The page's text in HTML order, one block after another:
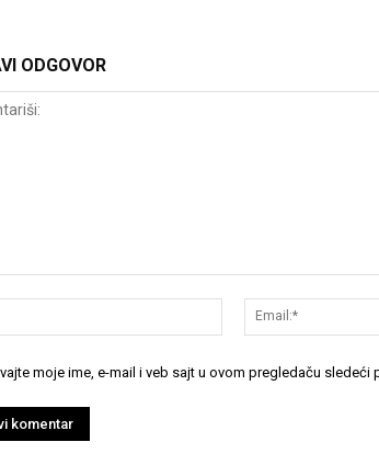
ODGOVOR
Ime:*
moje ime, e-mail i veb sajt u ovom pregledaču sledeći